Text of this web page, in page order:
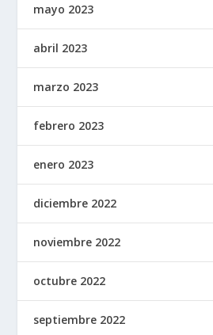
mayo 2023
abril 2023
marzo 2023
febrero 2023
enero 2023
diciembre 2022
noviembre 2022
octubre 2022
septiembre 2022